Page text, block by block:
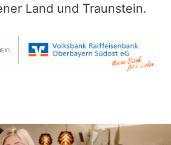
Land und Traunstein.